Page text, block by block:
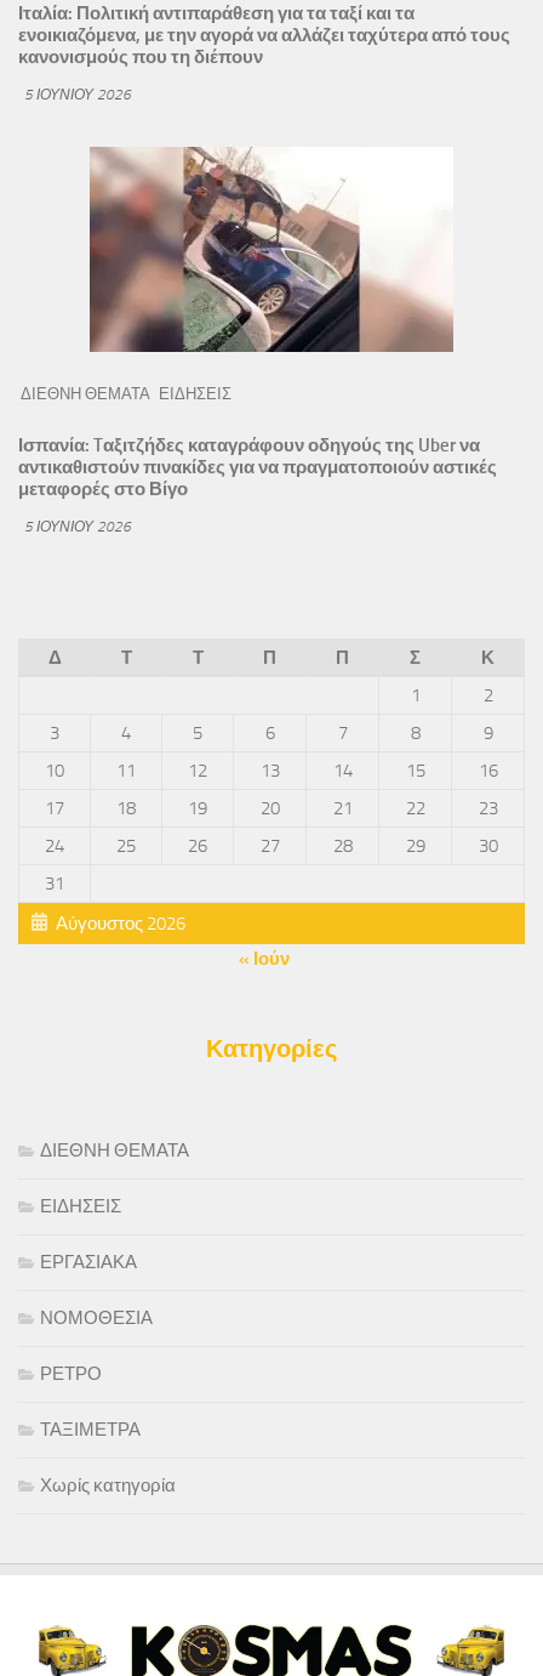
Ιταλία: Πολιτική αντιπαράθεση για τα ταξί και τα
ενοικιαζόμενα, με την αγορά να αλλάζει ταχύτερα από τους
κανονισμούς που τη διέπουν
5 ΙΟΥΝΊΟΥ 2026
ΔΙΕΘΝΗ ΘΕΜΑΤΑ ΕΙΔΗΣΕΙΣ
Ισπανία: Tαξιτζήδες καταγράφουν οδηγούς της Uber να
αντικαθιστούν πινακίδες για να πραγματοποιούν αστικές
μεταφορές στο Βίγο
5 ΙΟΥΝΊΟΥ 2026
Αύγουστος 2026
Δ Τ Τ Π Π Σ
Κ
1
2
3
4 5 6 7 8
9
10
11 12 13 14 15
16
17
18 19 20 21 22
23
24
25 26 27 28 29
30
31
« Ιούν
Κατηγορίες
ΔΙΕΘΝΗ ΘΕΜΑΤΑ
ΕΙΔΗΣΕΙΣ
ΕΡΓΑΣΙΑΚΑ
ΝΟΜΟΘΕΣΙΑ
ΡΕΤΡΟ
ΤΑΞΙΜΕΤΡΑ
Χωρίς κατηγορία